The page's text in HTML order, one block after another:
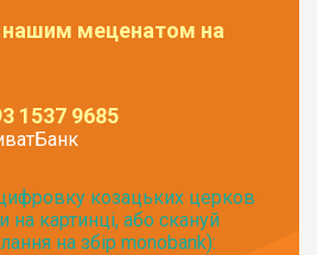
нашим меценатом на
1537 9685
козацьких церков
на картинці, або скануй
на збір monobank):